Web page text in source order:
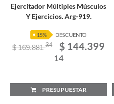
Ejercitador Múltiples Músculos
Y Ejercicios. Arg-919.
15% DESCUENTO
$ 169.88134 $ 144.399
14
PRESUPUESTAR